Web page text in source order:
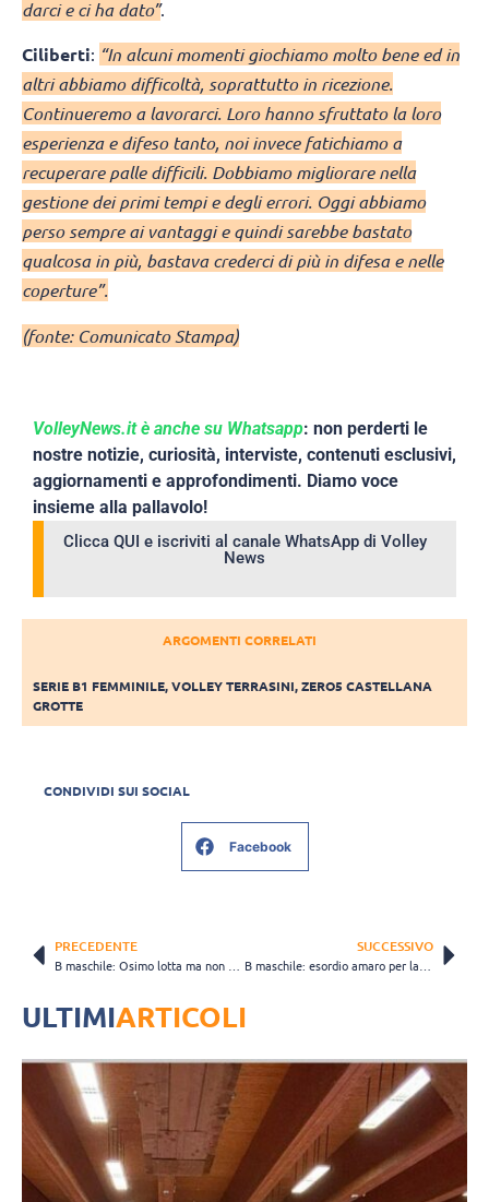
darci e ci ha dato”.
Ciliberti: “In alcuni momenti giochiamo molto bene ed in
altri abbiamo difficoltà, soprattutto in ricezione.
Continueremo a lavorarci. Loro hanno sfruttato la loro
esperienza e difeso tanto, noi invece fatichiamo a
recuperare palle difficili. Dobbiamo migliorare nella
gestione dei primi tempi e degli errori. Oggi abbiamo
perso sempre ai vantaggi e quindi sarebbe bastato
qualcosa in più, bastava crederci di più in difesa e nelle
coperture”.
(fonte: Comunicato Stampa)
VolleyNews.it è anche su Whatsapp: non perderti le
nostre notizie, curiosità, interviste, contenuti esclusivi,
aggiornamenti e approfondimenti. Diamo voce
insieme alla pallavolo!
Clicca QUI e iscriviti al canale WhatsApp di Volley
News
ARGOMENTI CORRELATI
SERIE B1 FEMMINILE,VOLLEY TERRASINI,ZERO5 CASTELLANA
GROTTE
CONDIVIDI SUI SOCIAL
Facebook
PRECEDENTE SUCCESSIVO
ULTIMIARTICOLI